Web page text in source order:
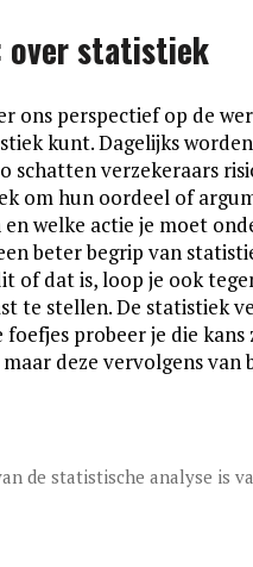
over statistiek
ons perspectief op de
kunt. Dagelijks
schatten verzekeraars
om hun oordeel of
welke actie je moet
beter begrip van
of dat is, loop je ook
te stellen. De statistiek
probeer je die
deze vervolgens
de statistische analyse is